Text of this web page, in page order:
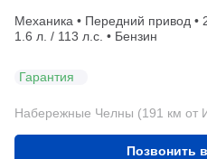
Механика • Передний привод •
1.6 л. / 113 л.с. • Бензин
Гарантия
Набережные Челны (191 км от
Позвонить